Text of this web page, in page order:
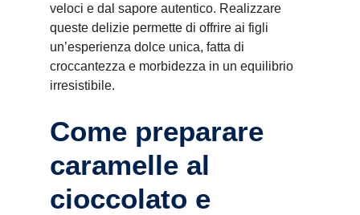
veloci e dal sapore autentico. Realizzare
queste delizie permette di offrire ai figli
un’esperienza dolce unica, fatta di
croccantezza e morbidezza in un equilibrio
irresistibile.
Come preparare
caramelle al
cioccolato e